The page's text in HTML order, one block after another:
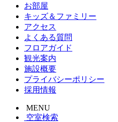
お部屋
キッズ＆ファミリー
アクセス
よくある質問
フロアガイド
観光案内
施設概要
プライバシーポリシー
採用情報
MENU
空室検索